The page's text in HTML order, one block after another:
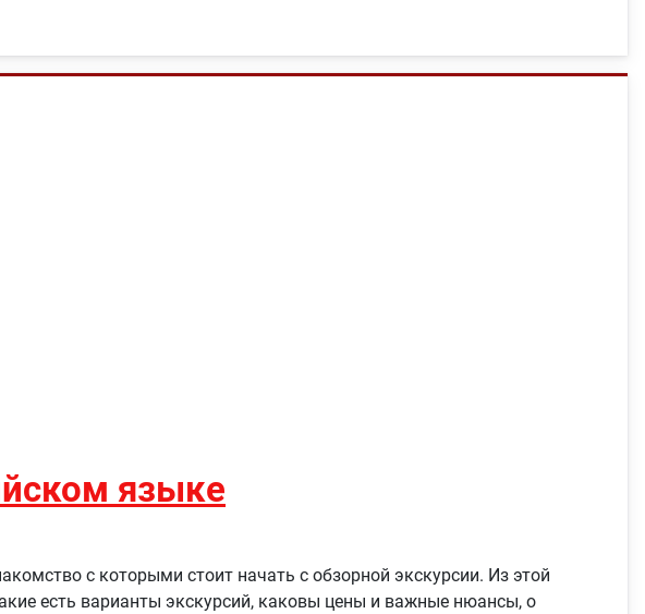
языке
с которыми стоит начать с обзорной экскурсии. Из этой
есть варианты экскурсий, каковы цены и важные нюансы, о